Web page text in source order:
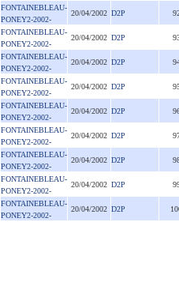
FONTAINEBLEAU-
PONEY2-2002-
20/04/2002 D2P
FONTAINEBLEAU-
PONEY2-2002-
20/04/2002 D2P
FONTAINEBLEAU-
PONEY2-2002-
20/04/2002 D2P
FONTAINEBLEAU-
PONEY2-2002-
20/04/2002 D2P
FONTAINEBLEAU-
PONEY2-2002-
20/04/2002 D2P
FONTAINEBLEAU-
PONEY2-2002-
20/04/2002 D2P
FONTAINEBLEAU-
PONEY2-2002-
20/04/2002 D2P
FONTAINEBLEAU-
PONEY2-2002-
20/04/2002 D2P
FONTAINEBLEAU-
PONEY2-2002-
20/04/2002 D2P